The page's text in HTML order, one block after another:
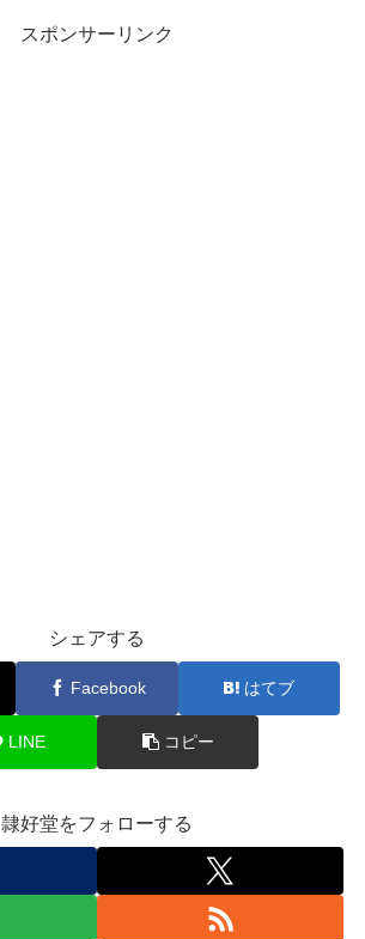
スポンサーリンク
シェアする
Facebook はてブ
LINE コピー
隷好堂をフォローする